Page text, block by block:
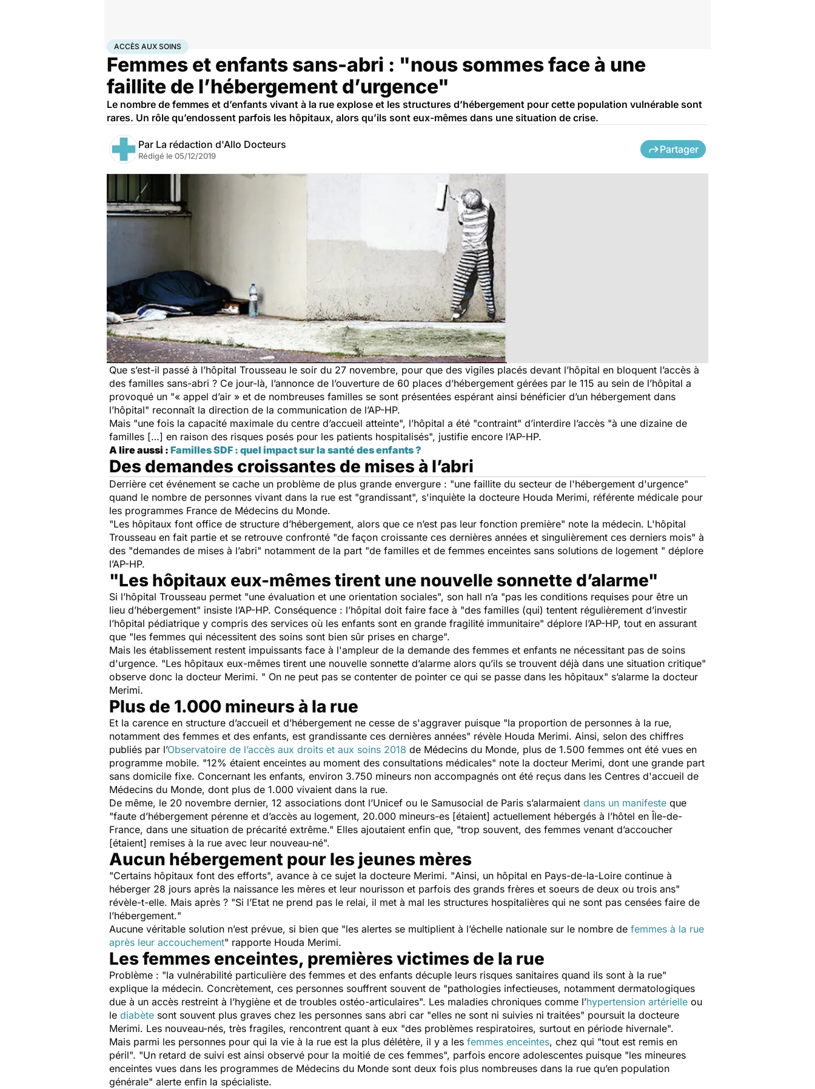
AccueilSantéAccès aux soins
ACCÈS AUX SOINS
Femmes et enfants sans-abri : "nous sommes face à une
faillite de l’hébergement d’urgence"
Le nombre de femmes et d’enfants vivant à la rue explose et les structures d’hébergement pour cette population vulnérable sont
rares. Un rôle qu’endossent parfois les hôpitaux, alors qu’ils sont eux-mêmes dans une situation de crise.
Par La rédaction d'Allo Docteurs
Rédigé le 05/12/2019
Partager
Que s’est-il passé à l’hôpital Trousseau le soir du 27 novembre, pour que des vigiles placés devant l’hôpital en bloquent l’accès à
des familles sans-abri ? Ce jour-là, l’annonce de l’ouverture de 60 places d’hébergement gérées par le 115 au sein de l’hôpital a
provoqué un "« appel d’air » et de nombreuses familles se sont présentées espérant ainsi bénéficier d’un hébergement dans
l’hôpital" reconnaît la direction de la communication de l’AP-HP.
Mais "une fois la capacité maximale du centre d’accueil atteinte", l’hôpital a été "contraint" d’interdire l’accès "à une dizaine de
familles […] en raison des risques posés pour les patients hospitalisés", justifie encore l’AP-HP.
A lire aussi : Familles SDF : quel impact sur la santé des enfants ?
Des demandes croissantes de mises à l’abri
Derrière cet événement se cache un problème de plus grande envergure : "une faillite du secteur de l'hébergement d'urgence"
quand le nombre de personnes vivant dans la rue est "grandissant", s'inquiète la docteure Houda Merimi, référente médicale pour
les programmes France de Médecins du Monde.
"Les hôpitaux font office de structure d’hébergement, alors que ce n’est pas leur fonction première" note la médecin. L'hôpital
Trousseau en fait partie et se retrouve confronté "de façon croissante ces dernières années et singulièrement ces derniers mois" à
des "demandes de mises à l’abri" notamment de la part "de familles et de femmes enceintes sans solutions de logement " déplore
l’AP-HP.
"Les hôpitaux eux-mêmes tirent une nouvelle sonnette d’alarme"
Si l’hôpital Trousseau permet "une évaluation et une orientation sociales", son hall n’a "pas les conditions requises pour être un
lieu d’hébergement" insiste l’AP-HP. Conséquence : l’hôpital doit faire face à "des familles (qui) tentent régulièrement d’investir
l’hôpital pédiatrique y compris des services où les enfants sont en grande fragilité immunitaire" déplore l’AP-HP, tout en assurant
que "les femmes qui nécessitent des soins sont bien sûr prises en charge".
Mais les établissement restent impuissants face à l'ampleur de la demande des femmes et enfants ne nécessitant pas de soins
d'urgence. "Les hôpitaux eux-mêmes tirent une nouvelle sonnette d’alarme alors qu’ils se trouvent déjà dans une situation critique"
observe donc la docteur Merimi. " On ne peut pas se contenter de pointer ce qui se passe dans les hôpitaux" s’alarme la docteur
Merimi.
Plus de 1.000 mineurs à la rue
Et la carence en structure d’accueil et d’hébergement ne cesse de s'aggraver puisque "la proportion de personnes à la rue,
notamment des femmes et des enfants, est grandissante ces dernières années" révèle Houda Merimi. Ainsi, selon des chiffres
publiés par l’Observatoire de l’accès aux droits et aux soins 2018 de Médecins du Monde, plus de 1.500 femmes ont été vues en
programme mobile. "12% étaient enceintes au moment des consultations médicales" note la docteur Merimi, dont une grande part
sans domicile fixe. Concernant les enfants, environ 3.750 mineurs non accompagnés ont été reçus dans les Centres d'accueil de
Médecins du Monde, dont plus de 1.000 vivaient dans la rue.
De même, le 20 novembre dernier, 12 associations dont l’Unicef ou le Samusocial de Paris s’alarmaient dans un manifeste que
"faute d’hébergement pérenne et d’accès au logement, 20.000 mineurs-es [étaient] actuellement hébergés à l’hôtel en Île-de-
France, dans une situation de précarité extrême." Elles ajoutaient enfin que, "trop souvent, des femmes venant d’accoucher
[étaient] remises à la rue avec leur nouveau-né".
Aucun hébergement pour les jeunes mères
"Certains hôpitaux font des efforts", avance à ce sujet la docteure Merimi. "Ainsi, un hôpital en Pays-de-la-Loire continue à
héberger 28 jours après la naissance les mères et leur nourisson et parfois des grands frères et soeurs de deux ou trois ans"
révèle-t-elle. Mais après ? "Si l’Etat ne prend pas le relai, il met à mal les structures hospitalières qui ne sont pas censées faire de
l’hébergement."
Aucune véritable solution n’est prévue, si bien que "les alertes se multiplient à l’échelle nationale sur le nombre de femmes à la rue
après leur accouchement" rapporte Houda Merimi.
Les femmes enceintes, premières victimes de la rue
Problème : "la vulnérabilité particulière des femmes et des enfants décuple leurs risques sanitaires quand ils sont à la rue"
explique la médecin. Concrètement, ces personnes souffrent souvent de "pathologies infectieuses, notamment dermatologiques
due à un accès restreint à l’hygiène et de troubles ostéo-articulaires". Les maladies chroniques comme l’hypertension artérielle ou
le diabète sont souvent plus graves chez les personnes sans abri car "elles ne sont ni suivies ni traitées" poursuit la docteure
Merimi. Les nouveau-nés, très fragiles, rencontrent quant à eux "des problèmes respiratoires, surtout en période hivernale".
Mais parmi les personnes pour qui la vie à la rue est la plus délétère, il y a les femmes enceintes, chez qui "tout est remis en
péril". "Un retard de suivi est ainsi observé pour la moitié de ces femmes", parfois encore adolescentes puisque "les mineures
enceintes vues dans les programmes de Médecins du Monde sont deux fois plus nombreuses dans la rue qu’en population
générale" alerte enfin la spécialiste.